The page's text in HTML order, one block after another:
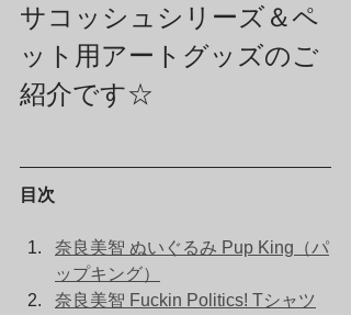
サコッシュシリーズ＆ペ
ット用アートグッズのご
紹介です☆
目次
奈良美智 ぬいぐるみ Pup King（パ
ップキング）
奈良美智 Fuckin Politics! Tシャツ